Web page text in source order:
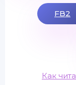
FB2
Как